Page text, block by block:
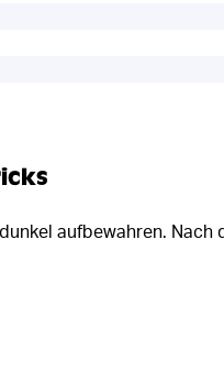
aufbewahren. Nach